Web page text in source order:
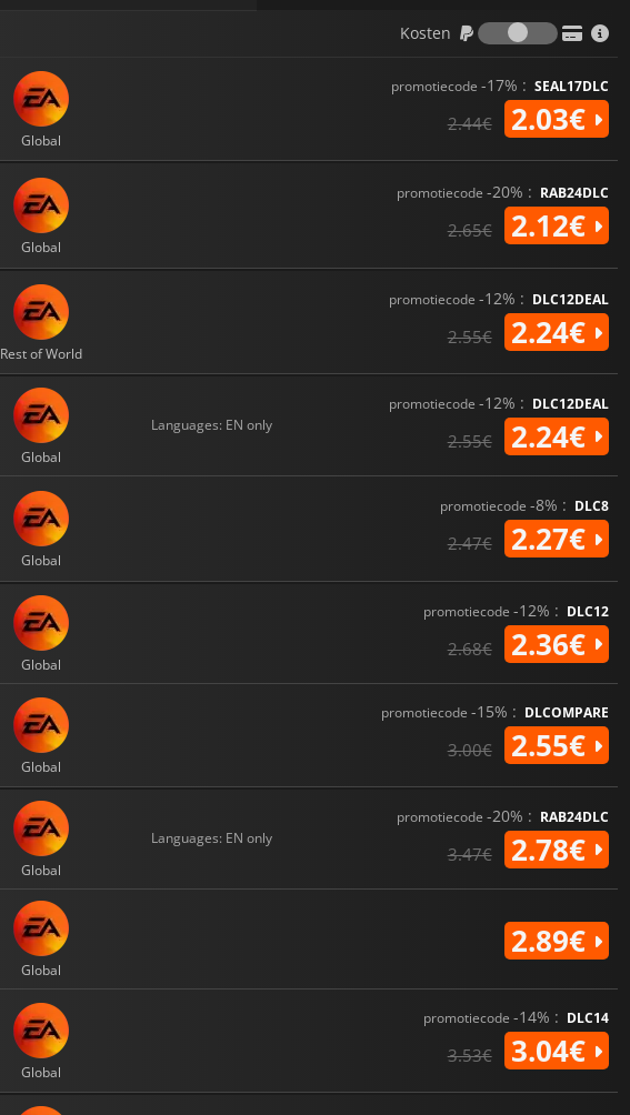
Kosten
Kosten
Global
promotiecode -17% : SEAL17DLC
2.44€ 2.03€
Global
promotiecode -20% : RAB24DLC
2.65€ 2.12€
Rest of World
promotiecode -12% : DLC12DEAL
2.55€ 2.24€
Global
Languages: EN only
promotiecode -12% : DLC12DEAL
2.55€ 2.24€
Global
promotiecode -8% : DLC8
2.47€ 2.27€
Global
promotiecode -12% : DLC12
2.68€ 2.36€
Global
promotiecode -15% : DLCOMPARE
3.00€ 2.55€
Global
Languages: EN only
promotiecode -20% : RAB24DLC
3.47€ 2.78€
Global
2.89€
Global
promotiecode -14% : DLC14
3.53€ 3.04€